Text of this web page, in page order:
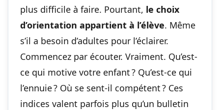
plus difficile à faire. Pourtant, le choix
d’orientation appartient à l’élève. Même
s’il a besoin d’adultes pour l’éclairer.
Commencez par écouter. Vraiment. Qu’est-
ce qui motive votre enfant ? Qu’est-ce qui
l’ennuie ? Où se sent-il compétent ? Ces
indices valent parfois plus qu’un bulletin